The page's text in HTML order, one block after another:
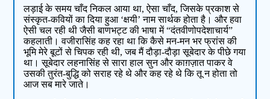
लड़ाई के समय चाँद निकल आया था, ऐसा चाँद, जिसके प्रकाश से
संस्कृत-कवियों का दिया हुआ ‘क्षयी’ नाम सार्थक होता है। और हवा
ऐसी चल रही थी जैसी बाणभट्ट की भाषा में “दंतवीणोपदेशाचार्य”
कहलाती। वजीरासिंह कह रहा था कि कैसे मन-मन भर फ्रांस की
भूमि मेरे बूटों से चिपक रही थी, जब मैं दौड़ा-दौड़ा सूबेदार के पीछे गया
था। सूबेदार लहनासिंह से सारा हाल सुन और काग़ज़ात पाकर वे
उसकी तुरंत-बुद्धि को सराह रहे थे और कह रहे थे कि तू न होता तो
आज सब मारे जाते।